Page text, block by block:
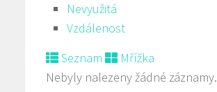
Nevyužitá
Vzdálenost
Seznam
Mřížka
Nebyly nalezeny žádné záznamy.